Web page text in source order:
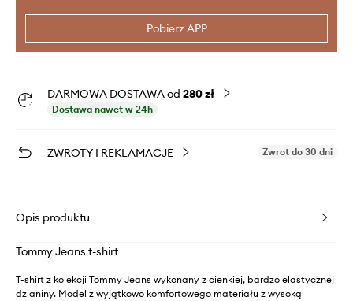
Pobierz APP
DARMOWA DOSTAWA od 280 zł
Dostawa nawet w 24h
ZWROTY I REKLAMACJE Zwrot do 30 dni
Opis produktu
Tommy Jeans t-shirt
T-shirt z kolekcji Tommy Jeans wykonany z cienkiej, bardzo elastycznej
dzianiny. Model z wyjątkowo komfortowego materiału z wysoką